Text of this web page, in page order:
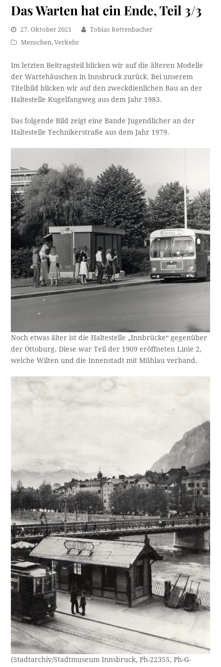
Das Warten hat ein Ende, Teil 3/3
27. Oktober 2021
Tobias Rettenbacher
Menschen,Verkehr
Im letzten Beitragsteil blicken wir auf die älteren Modelle
der Wartehäuschen in Innsbruck zurück. Bei unserem
Titelbild blicken wir auf den zweckdienlichen Bau an der
Haltestelle Kugelfangweg aus dem Jahr 1983.
Das folgende Bild zeigt eine Bande Jugendlicher an der
Haltestelle Technikerstraße aus dem Jahr 1979.
Noch etwas älter ist die Haltestelle „Innbrücke“ gegenüber
der Ottoburg. Diese war Teil der 1909 eröffneten Linie 2,
welche Wilten und die Innenstadt mit Mühlau verband.
(Stadtarchiv/Stadtmuseum Innsbruck, Ph-22355, Ph-G-